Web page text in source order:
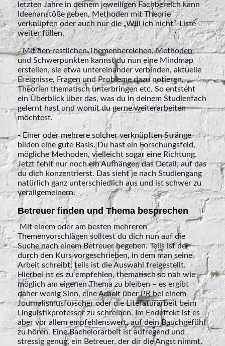
letzten Jahre in deinem jeweiligen Fachbereich kann
Ideenanstöße geben, Methoden mit Theorie
verknüpfen oder auch nur die „Will ich nicht“-Liste
weiter füllen.
- Mit den restlichen Themenbereichen, Methoden
und Schwerpunkten kannst du nun eine Mindmap
erstellen, sie etwa untereinander verbinden, aktuelle
Ereignisse, Fragen und Probleme dazu notieren,
Theorien thematisch unterbringen etc. So entsteht
ein Überblick über das, was du in deinem Studienfach
gelernt hast und womit du gerne weiterarbeiten
möchtest.
- Einer oder mehrere solcher verknüpften Stränge
bilden eine gute Basis. Du hast ein Forschungsfeld,
mögliche Methoden, vielleicht sogar eine Richtung.
Jetzt fehlt nur noch ein Aufhänger, das Detail, auf das
du dich konzentrierst. Das sieht je nach Studiengang
natürlich ganz unterschiedlich aus und ist schwer zu
verallgemeinern.
Betreuer finden und Thema besprechen
Mit einem oder am besten mehreren
Themenvorschlägen solltest du dich nun auf die
Suche nach einem Betreuer begeben. Teils ist der
durch den Kurs vorgeschrieben, in dem man seine
Arbeit schreibt, teils ist die Auswahl freigestellt.
Hierbei ist es zu empfehlen, thematisch so nah wie
möglich am eigenen Thema zu bleiben – es ergibt
daher wenig Sinn, eine Arbeit über PR bei einem
Journalismusforscher oder die Literaturarbeit beim
Linguistikprofessor zu schreiben. Im Endeffekt ist es
aber vor allem empfehlenswert, auf dein Bauchgefühl
zu hören. Eine Bachelorarbeit ist aufregend und
stressig genug, ein Betreuer, der dir die Angst nimmt,